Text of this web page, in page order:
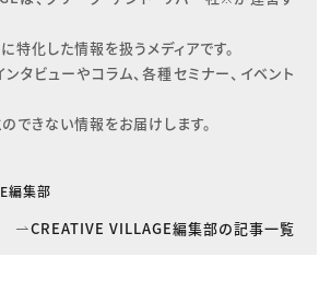
特化した情報を扱うメディアです。
タビューやコラム、各種セミナー、イベント
できない情報をお届けします。
編集部
CREATIVE VILLAGE編集部の記事一覧